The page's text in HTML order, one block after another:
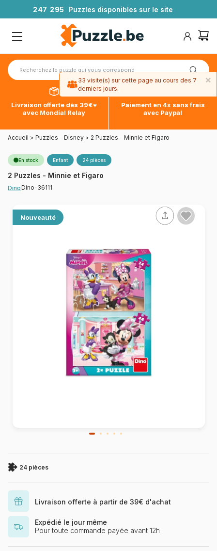
247 295 Puzzles disponibles sur le site
Livraison offerte dès 39€*
avec Mondial Relay
Paiement en 4x sans frais
avec Paypal
Accueil > Puzzles - Disney > 2 Puzzles - Minnie et Figaro
En stock Enfant 24 pièces
2 Puzzles - Minnie et Figaro
DinoDino-36111
Nouveauté
24 pièces
Livraison offerte à partir de 39€ d'achat
Expédié le jour même
Pour toute commande payée avant 12h
×
33 visite(s) sur cette page au cours des 7
derniers jours.